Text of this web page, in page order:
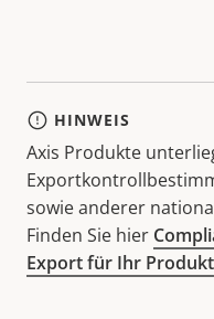
HINWEIS
Axis Produkte
sowie anderer
Finden Sie hier
Export für Ihr Produkt